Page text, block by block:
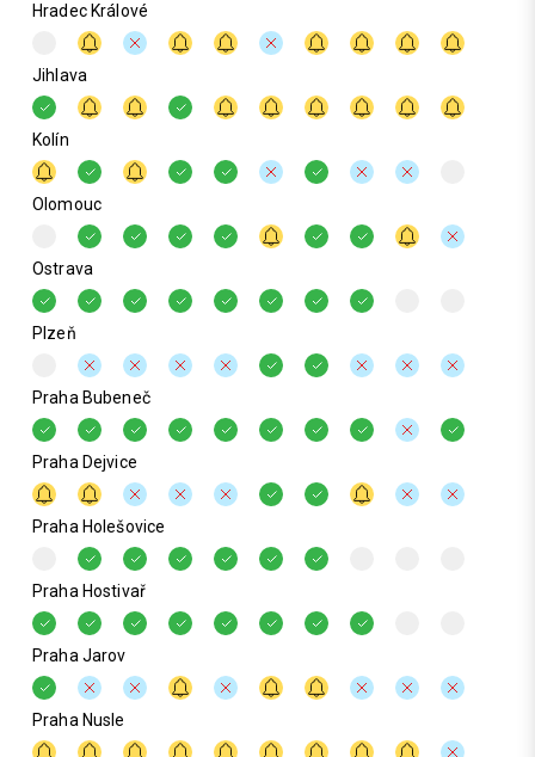
Hradec Králové
Jihlava
Kolín
Olomouc
Ostrava
Plzeň
Praha Bubeneč
Praha Dejvice
Praha Holešovice
Praha Hostivař
Praha Jarov
Praha Nusle